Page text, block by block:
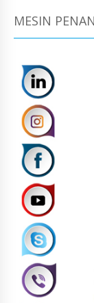
MESIN